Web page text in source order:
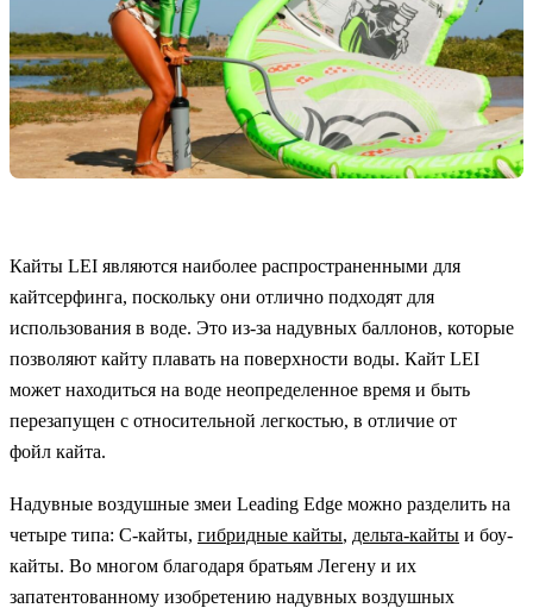
Кайты LEI являются наиболее распространенными для
кайтсерфинга, поскольку они отлично подходят для
использования в воде. Это из-за надувных баллонов, которые
позволяют кайту плавать на поверхности воды. Кайт LEI
может находиться на воде неопределенное время и быть
перезапущен с относительной легкостью, в отличие от
фойл кайта.
Надувные воздушные змеи Leading Edge можно разделить на
четыре типа: С-кайты, гибридные кайты, дельта-кайты и боу-
кайты. Во многом благодаря братьям Легену и их
запатентованному изобретению надувных воздушных